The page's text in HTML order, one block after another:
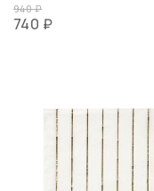
940 ₽
740 ₽